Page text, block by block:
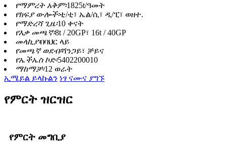
የማምረት አቅም፡1825t/ዓመት
የክፍያ ውሎች፡ቲ/ቲ፣ ኤል/ሲ፣ ዲ/ፒ፣ ወዘተ.
የማድረሻ ጊዜ፡10 ቀናት
የእቃ መጫኛ፡8t / 20GP፣ 16t / 40GP
መላኪያ፡በባህር ላይ
የመጫኛ ወደብ፡ሻንጋይ፣ ቻይና
የኤችኤስ ኮድ፡5402200010
ማከማቻ፡12 ወራት
ኢሜይል ይላኩልን ነፃ ናሙና ያግኙ
የምርት ዝርዝር
የምርት መግቢያ